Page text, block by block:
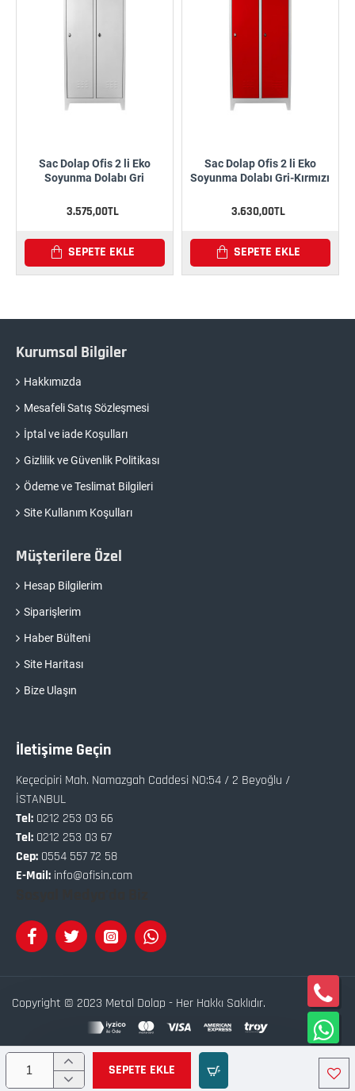
SEPETE EKLE
Sac Dolap Ofis 2 li Eko
Soyunma Dolabı Gri
3.575,00TL
SEPETE EKLE
Sac Dolap Ofis 2 li Eko
Soyunma Dolabı Gri-Kırmızı
3.630,00TL
SEPETE EKLE
Kurumsal Bilgiler
Hakkımızda
Mesafeli Satış Sözleşmesi
İptal ve iade Koşulları
Gizlilik ve Güvenlik Politikası
Ödeme ve Teslimat Bilgileri
Site Kullanım Koşulları
Müşterilere Özel
Hesap Bilgilerim
Siparişlerim
Haber Bülteni
Site Haritası
Bize Ulaşın
İletişime Geçin
Keçecipiri Mah. Namazgah Caddesi NO:54 / 2 Beyoğlu /
İSTANBUL
Tel: 0212 253 03 66
Tel: 0212 253 03 67
Cep: 0554 557 72 58
E-Mail: info@ofisin.com
Copyright © 2023 Metal Dolap - Her Hakkı Saklıdır.
Bu site